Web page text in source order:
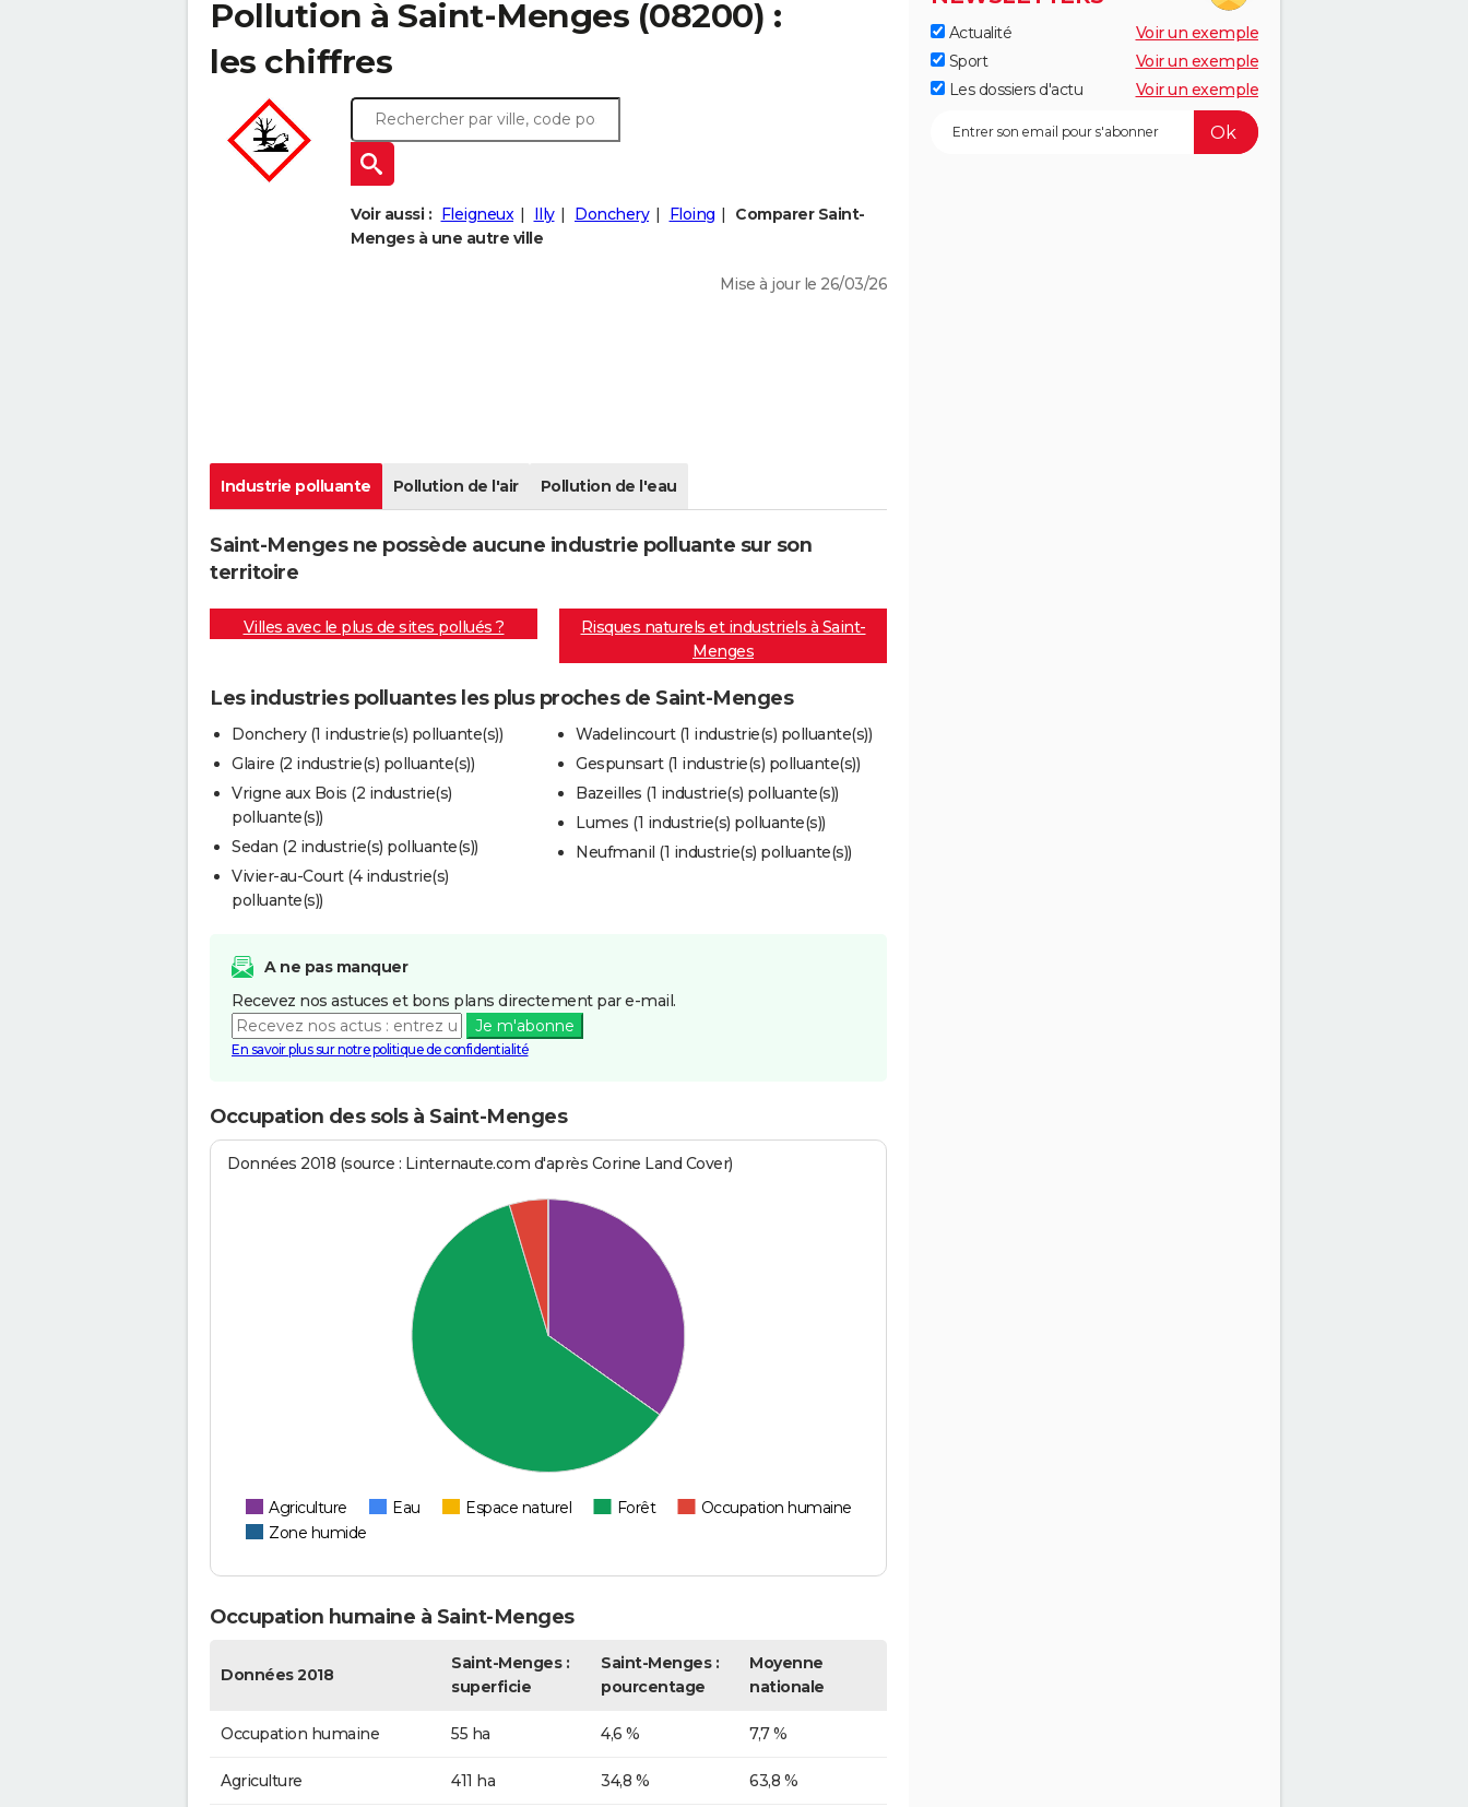
Pollution à Saint-Menges (08200) :
les chiffres
Voir aussi : Fleigneux Illy Donchery Floing
Comparer Saint-
Menges à une autre ville
Mise à jour le 26/03/26
Industrie polluante Pollution de l'air Pollution de l'eau
Saint-Menges ne possède aucune industrie polluante sur son
territoire
Villes avec le plus de sites pollués ?
Risques naturels et industriels à Saint-
Menges
Les industries polluantes les plus proches de Saint-Menges
Donchery (1 industrie(s) polluante(s))
Glaire (2 industrie(s) polluante(s))
Vrigne aux Bois (2 industrie(s)
polluante(s))
Sedan (2 industrie(s) polluante(s))
Vivier-au-Court (4 industrie(s)
polluante(s))
Wadelincourt (1 industrie(s) polluante(s))
Gespunsart (1 industrie(s) polluante(s))
Bazeilles (1 industrie(s) polluante(s))
Lumes (1 industrie(s) polluante(s))
Neufmanil (1 industrie(s) polluante(s))
A ne pas manquer
Recevez nos astuces et bons plans directement par e-mail.
Je m'abonne
En savoir plus sur notre politique de confidentialité
Occupation des sols à Saint-Menges
Données 2018 (source : Linternaute.com d'après Corine Land Cover)
Agriculture Eau Espace naturel Forêt
Occupation humaine
Zone humide
Occupation humaine à Saint-Menges
Données 2018
Saint-Menges :
superficie
Saint-Menges :
pourcentage
Moyenne
nationale
Occupation humaine 55 ha 4,6 % 7,7 %
Agriculture 411 ha 34,8 % 63,8 %
Actualité
Voir un exemple
Sport
Voir un exemple
Les dossiers d'actu
Voir un exemple